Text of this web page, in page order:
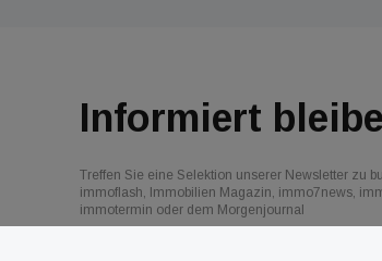
Informiert
Treffen Sie eine Selektion unserer Newsletter zu
immoflash, Immobilien Magazin, immo7news,
immotermin oder dem Morgenjournal